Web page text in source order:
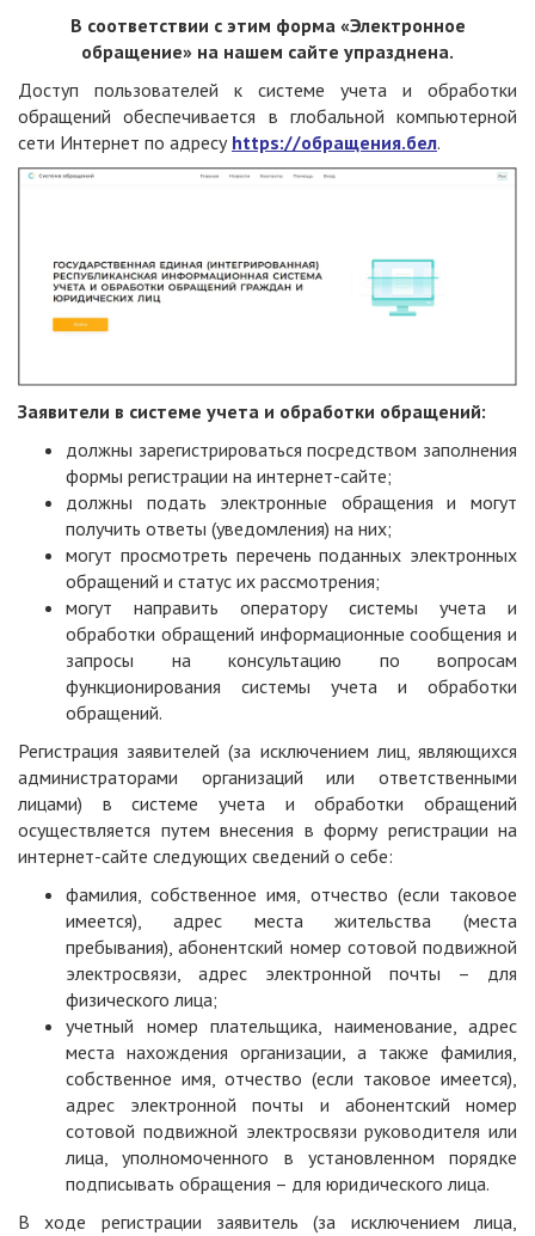
В соответствии с этим форма «Электронное
обращение» на нашем сайте упразднена.
Доступ пользователей к системе учета и обработки
обращений обеспечивается в глобальной компьютерной
сети Интернет по адресу https://обращения.бел.
Заявители в системе учета и обработки обращений:
должны зарегистрироваться посредством заполнения
формы регистрации на интернет-сайте;
должны подать электронные обращения и могут
получить ответы (уведомления) на них;
могут просмотреть перечень поданных электронных
обращений и статус их рассмотрения;
могут направить оператору системы учета и
обработки обращений информационные сообщения и
запросы на консультацию по вопросам
функционирования системы учета и обработки
обращений.
Регистрация заявителей (за исключением лиц, являющихся
администраторами организаций или ответственными
лицами) в системе учета и обработки обращений
осуществляется путем внесения в форму регистрации на
интернет-сайте следующих сведений о себе:
фамилия, собственное имя, отчество (если таковое
имеется), адрес места жительства (места
пребывания), абонентский номер сотовой подвижной
электросвязи, адрес электронной почты – для
физического лица;
учетный номер плательщика, наименование, адрес
места нахождения организации, а также фамилия,
собственное имя, отчество (если таковое имеется),
адрес электронной почты и абонентский номер
сотовой подвижной электросвязи руководителя или
лица, уполномоченного в установленном порядке
подписывать обращения – для юридического лица.
В ходе регистрации заявитель (за исключением лица,